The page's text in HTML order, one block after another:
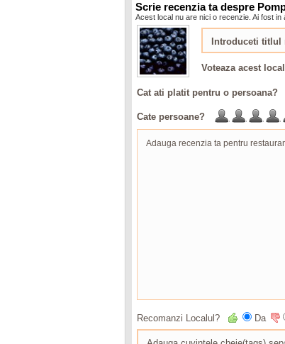
Scrie recenzia ta despre
Acest local nu are nici o recenzie. Ai fost in
Voteaza acest local
Cat ati platit pentru o persoana?
Cate persoane?
Recomanzi Localul? Da